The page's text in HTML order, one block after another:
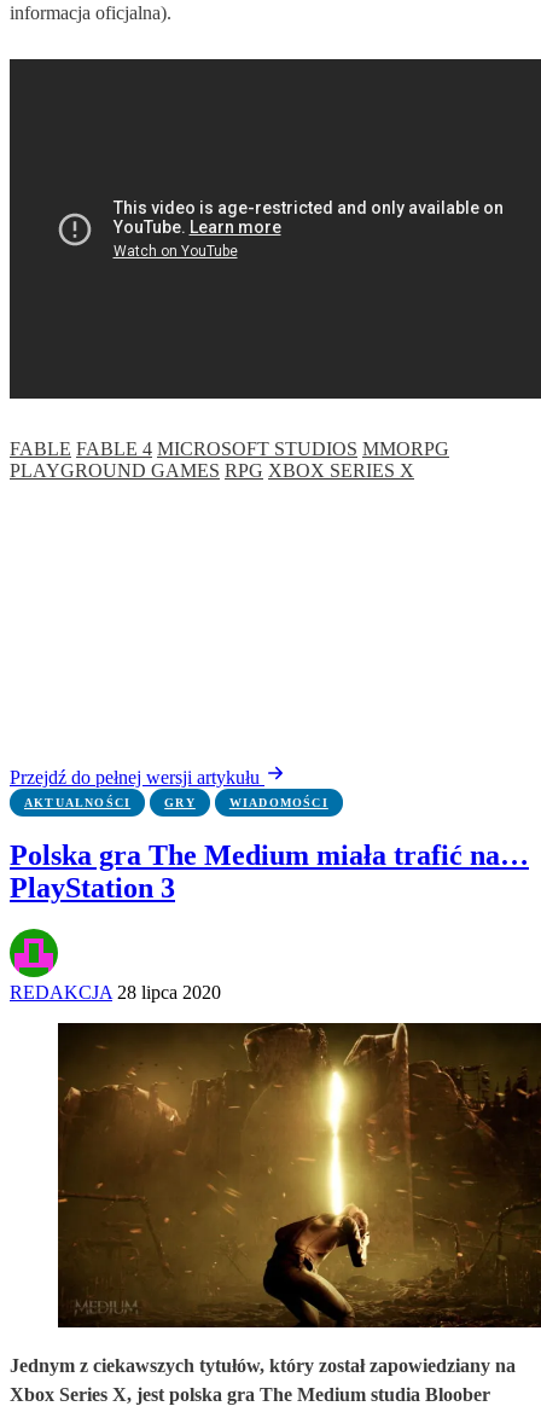
informacja oficjalna).
FABLE FABLE 4 MICROSOFT STUDIOS MMORPG
PLAYGROUND GAMES RPG XBOX SERIES X
Przejdź do pełnej wersji artykułu
AKTUALNOŚCI GRY WIADOMOŚCI
Polska gra The Medium miała trafić na…
PlayStation 3
REDAKCJA 28 lipca 2020
Jednym z ciekawszych tytułów, który został zapowiedziany na
Xbox Series X, jest polska gra The Medium studia Bloober